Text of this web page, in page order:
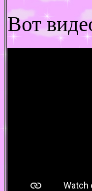
Вот